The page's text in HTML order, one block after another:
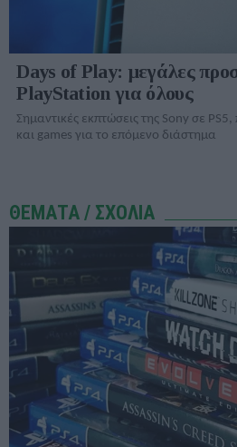
Days of Play: μεγάλες
PlayStation για όλους
Σημαντικές εκπτώσεις της Sony σε
και games για το επόμενο διάστημα
ΘΕΜΑΤΑ / ΣΧΟΛΙΑ